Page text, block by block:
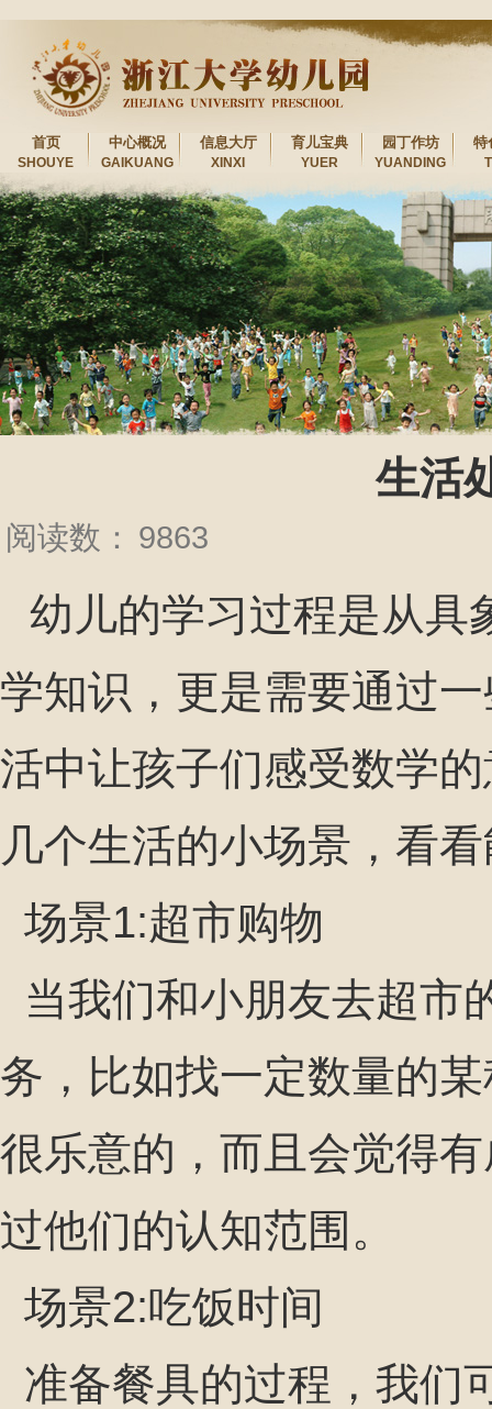
首页
SHOUYE
中心概况
GAIKUANG
信息大厅
XINXI
育儿宝典
YUER
园丁作坊
YUANDING
特
生活
阅读数： 9863
幼儿的学习过程是从具
学知识，更是需要通过
活中让孩子们感受数学
几个生活的小场景，看
场景1:超市购物
当我们和小朋友去超市
务，比如找一定数量的
很乐意的，而且会觉得
过他们的认知范围。
场景2:吃饭时间
准备餐具的过程，我们